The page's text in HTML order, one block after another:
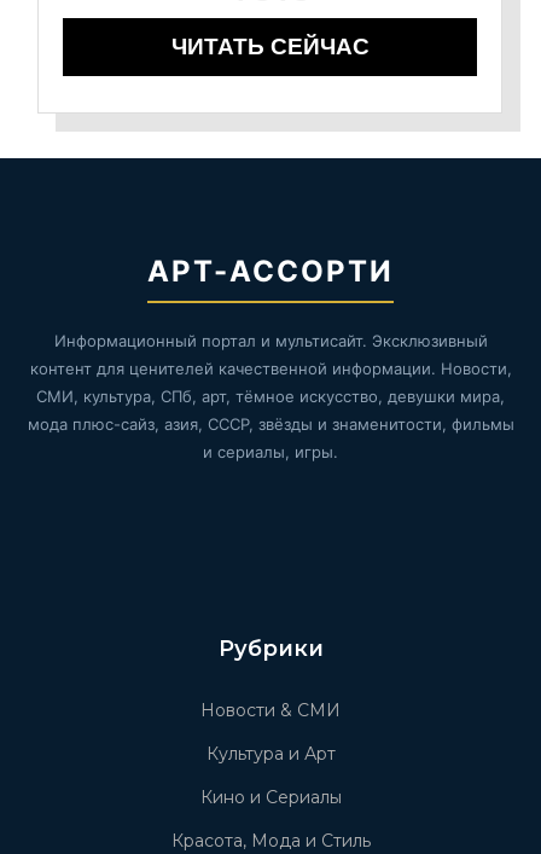
ЧИТАТЬ СЕЙЧАС
АРТ-АССОРТИ
Информационный портал и мультисайт. Эксклюзивный
контент для ценителей качественной информации. Новости,
СМИ, культура, СПб, арт, тёмное искусство, девушки мира,
мода плюс-сайз, азия, СССР, звёзды и знаменитости, фильмы
и сериалы, игры.
Рубрики
Новости & СМИ
Культура и Арт
Кино и Сериалы
Красота, Мода и Стиль